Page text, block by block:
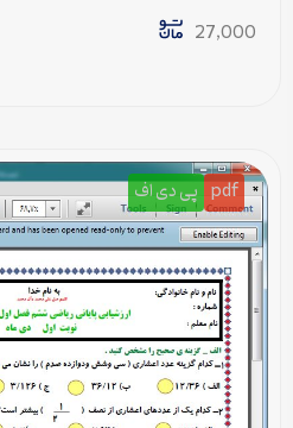
27,000
pdf پی دی اف